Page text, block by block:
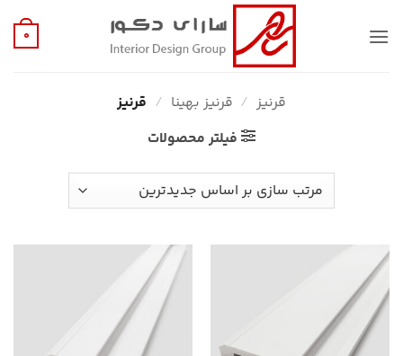
0
قرنیز / قرنیز بهینا / قرنیز
فیلتر محصولات